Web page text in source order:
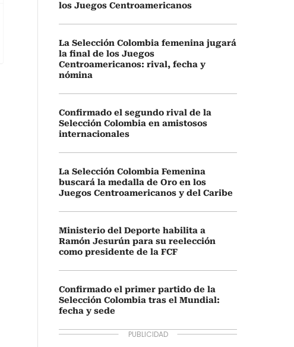
los Juegos Centroamericanos
La Selección Colombia femenina jugará
la final de los Juegos
Centroamericanos: rival, fecha y
nómina
Confirmado el segundo rival de la
Selección Colombia en amistosos
internacionales
La Selección Colombia Femenina
buscará la medalla de Oro en los
Juegos Centroamericanos y del Caribe
Ministerio del Deporte habilita a
Ramón Jesurún para su reelección
como presidente de la FCF
Confirmado el primer partido de la
Selección Colombia tras el Mundial:
fecha y sede